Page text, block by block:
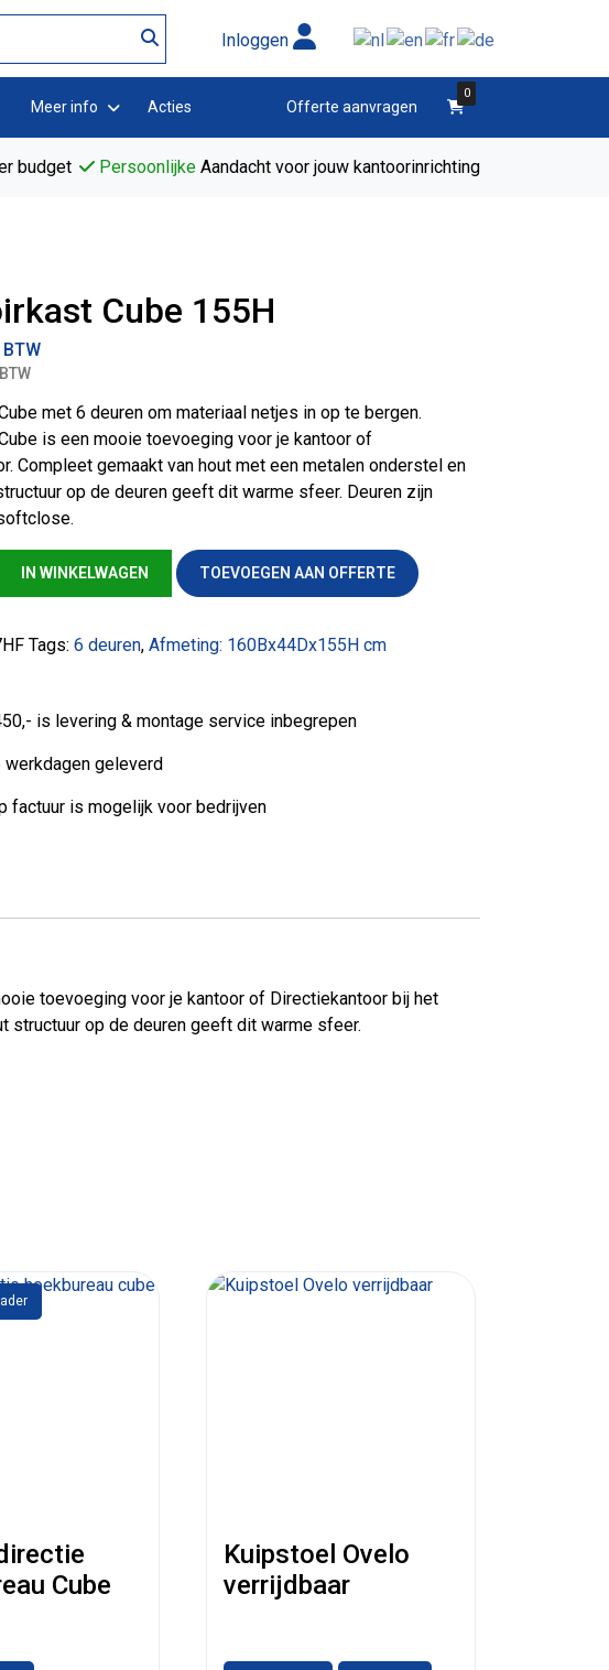
Inloggen
Meer info Acties winkelwagen
0
Offerte aanvragen
budget Persoonlijke Aandacht voor jouw kantoorinrichting
Cube 155H
met 6 deuren om materiaal netjes in op te bergen.
is een mooie toevoeging voor je kantoor of
Compleet gemaakt van hout met een metalen onderstel en
op de deuren geeft dit warme sfeer. Deuren zijn
155H aantal
IN WINKELWAGEN TOEVOEGEN AAN OFFERTE
Tags:6 deuren,Afmeting: 160Bx44Dx155H cm
is levering & montage service inbegrepen
werkdagen geleverd
factuur is mogelijk voor bedrijven
toevoeging voor je kantoor of Directiekantoor bij het
structuur op de deuren geeft dit warme sfeer.
Cube
Kuipstoel Ovelo
verrijdbaar